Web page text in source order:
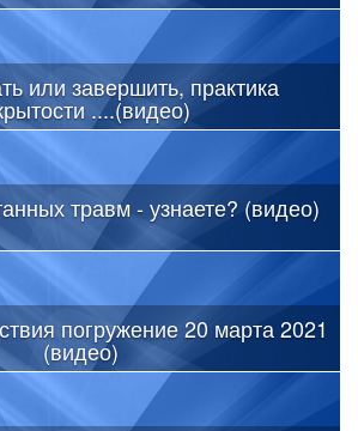
или завершить, практика
....(видео)
травм - узнаете? (видео)
погружение 20 марта 2021
(видео)